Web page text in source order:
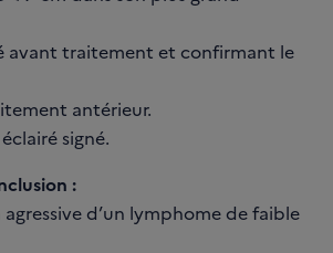
avant traitement et confirmant le
antérieur.
signé.
:
d’un lymphome de faible